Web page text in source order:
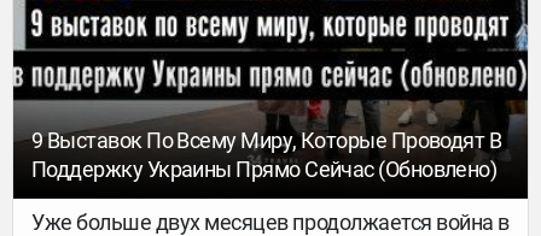
9 Выставок По Всему Миру, Которые Проводят В
Поддержку Украины Прямо Сейчас (обновлено)
Уже больше двух месяцев продолжается война в